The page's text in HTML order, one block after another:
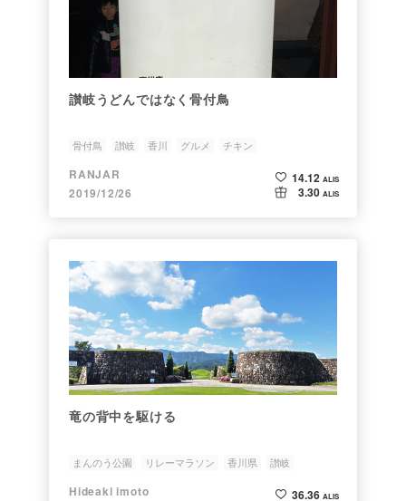
讃岐うどんではなく骨付鳥
骨付鳥 讃岐 香川 グルメ チキン
RANJAR
2019/12/26
14.12 ALIS
3.30 ALIS
竜の背中を駆ける
まんのう公園 リレーマラソン 香川県 讃岐
Hideaki imoto
36.36 ALIS